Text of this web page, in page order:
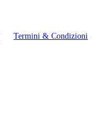
Termini & Condizioni